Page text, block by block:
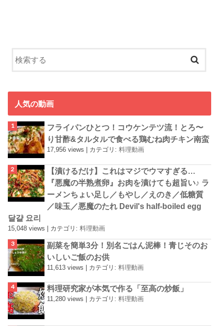
人気の動画
フライパンひとつ！コウケンテツ流！とろ〜
り甘酢&タルタルで食べる鶏むね肉チキン南蛮
17,956 views カテゴリ:料理動画
【漬けるだけ】これはマジでウマすぎる…
『悪魔の半熟煮卵』お肉を漬けても超旨い♪ ラ
ーメンちょい足し／もやし／えのき／低糖質
／味玉／悪魔のたれ Devil's half-boiled egg
달걀 요리
15,048 views | カテゴリ:料理動画
副菜を簡単3分！別名ごはん泥棒！青じそのお
いしいご飯のお供
11,613 views カテゴリ:料理動画
料理研究家が本気で作る「至高の炒飯」
11,280 views カテゴリ:料理動画